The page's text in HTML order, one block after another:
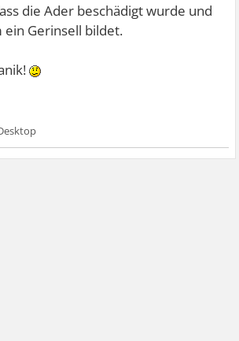
die Ader beschädigt wurde und
ein Gerinsell bildet.